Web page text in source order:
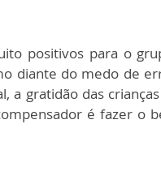
positivos para o
diante do medo de
a gratidão das
é fazer o